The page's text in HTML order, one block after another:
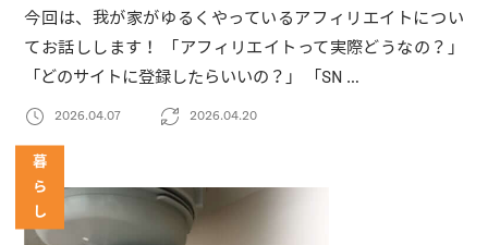
今回は、我が家がゆるくやっているアフィリエイトについ
てお話しします！ 「アフィリエイトって実際どうなの？」
「どのサイトに登録したらいいの？」 「SN …
2026.04.07 2026.04.20
暮
ら
し